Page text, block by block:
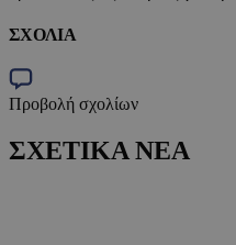
ΣΧΟΛΙΑ
Προβολή σχολίων
ΣΧΕΤΙΚΑ ΝΕΑ